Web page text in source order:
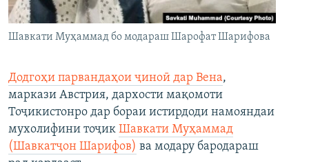
Шавкати Муҳаммад бо модараш Шарофат Шарифова
Додгоҳи парвандаҳои ҷиноӣ дар Вена,
маркази Австрия, дархости мақомоти
Тоҷикистонро дар бораи истирдоди намояндаи
мухолифини тоҷик Шавкати Муҳаммад
(Шавкатҷон Шарифов) ва модару бародараш